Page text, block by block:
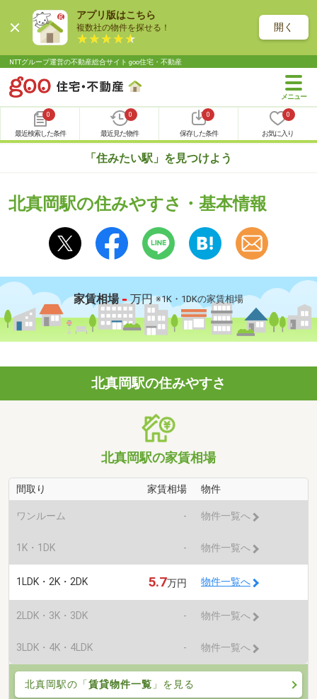
アプリ版はこちら
複数社の物件を探せる！ 開く
NTTグループ運営の不動産総合サイト goo住宅・不動産
0
最近検索した条件
0
最近見た物件
0
保存した条件
0
お気に入り
「住みたい駅」を見つけよう
北真岡駅の住みやすさ・基本情報
家賃相場 - 万円 ※1K・1DKの家賃相場
北真岡駅の住みやすさ
北真岡駅の家賃相場
間取り 家賃相場 物件
ワンルーム - 物件一覧へ
1K・1DK - 物件一覧へ
1LDK・2K・2DK 5.7万円 物件一覧へ
2LDK・3K・3DK - 物件一覧へ
3LDK・4K・4LDK - 物件一覧へ
北真岡駅の「賃貸物件一覧 」を見る